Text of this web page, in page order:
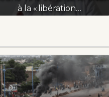
à la « libération…